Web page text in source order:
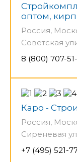
оптом,
Россия,
Советская
8 (800) 707-
Каро -
Россия,
Сиреневая
+7 (495) 521-